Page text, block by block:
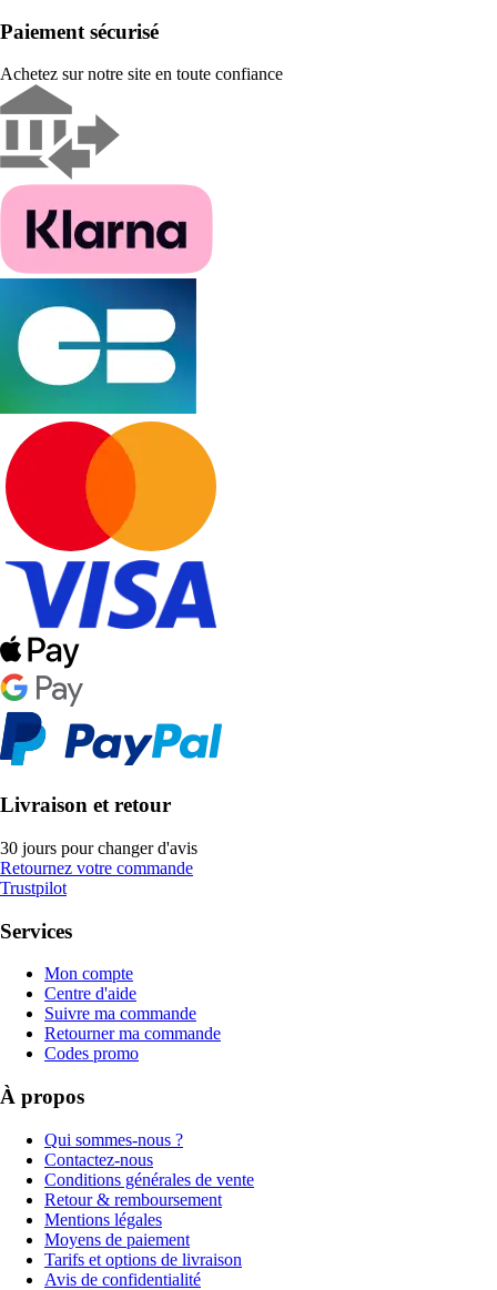
Paiement sécurisé
Achetez sur notre site en toute confiance
Livraison et retour
30 jours pour changer d'avis
Retournez votre commande
Trustpilot
Services
Mon compte
Centre d'aide
Suivre ma commande
Retourner ma commande
Codes promo
À propos
Qui sommes-nous ?
Contactez-nous
Conditions générales de vente
Retour & remboursement
Mentions légales
Moyens de paiement
Tarifs et options de livraison
Avis de confidentialité